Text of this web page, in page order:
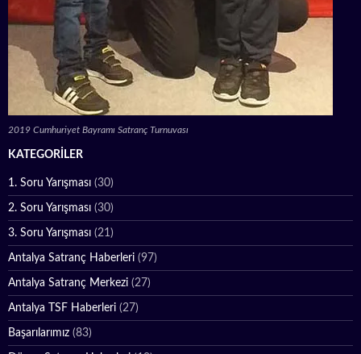
2019 Cumhuriyet Bayramı Satranç Turnuvası
KATEGORILER
1. Soru Yarışması (30)
2. Soru Yarışması (30)
3. Soru Yarışması (21)
Antalya Satranç Haberleri (97)
Antalya Satranç Merkezi (27)
Antalya TSF Haberleri (27)
Başarılarımız (83)